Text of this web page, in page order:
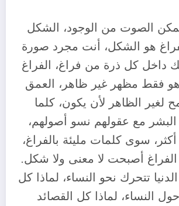
الصوت من الوجود، الشكل
هو الشكل، أنت مجرد صورة
داخل كل ذرة من فراغ، الفراغ
فقط مظهر غير ظاهر، العمق
لغير الظاهر لأن يكون، كلما
مع عقولهم نسو أصولهم،
سوى كلمات مليئة بالفراغ،
أصبحت لا معنى ولا شكل.
تتحرك نحو النساء، لماذا كل
النساء، لماذا كل القصائد